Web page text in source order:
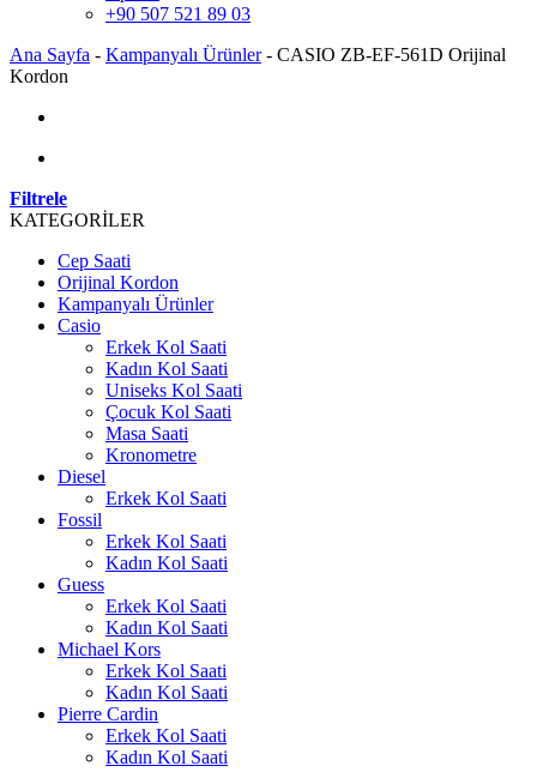
+90 507 521 89 03
Ana Sayfa - Kampanyalı Ürünler- CASIO ZB-EF-561D Orijinal
Kordon
Filtrele
KATEGORİLER
Cep Saati
Orijinal Kordon
Kampanyalı Ürünler
Casio
Erkek Kol Saati
Kadın Kol Saati
Uniseks Kol Saati
Çocuk Kol Saati
Masa Saati
Kronometre
Diesel
Erkek Kol Saati
Fossil
Erkek Kol Saati
Kadın Kol Saati
Guess
Erkek Kol Saati
Kadın Kol Saati
Michael Kors
Erkek Kol Saati
Kadın Kol Saati
Pierre Cardin
Erkek Kol Saati
Kadın Kol Saati